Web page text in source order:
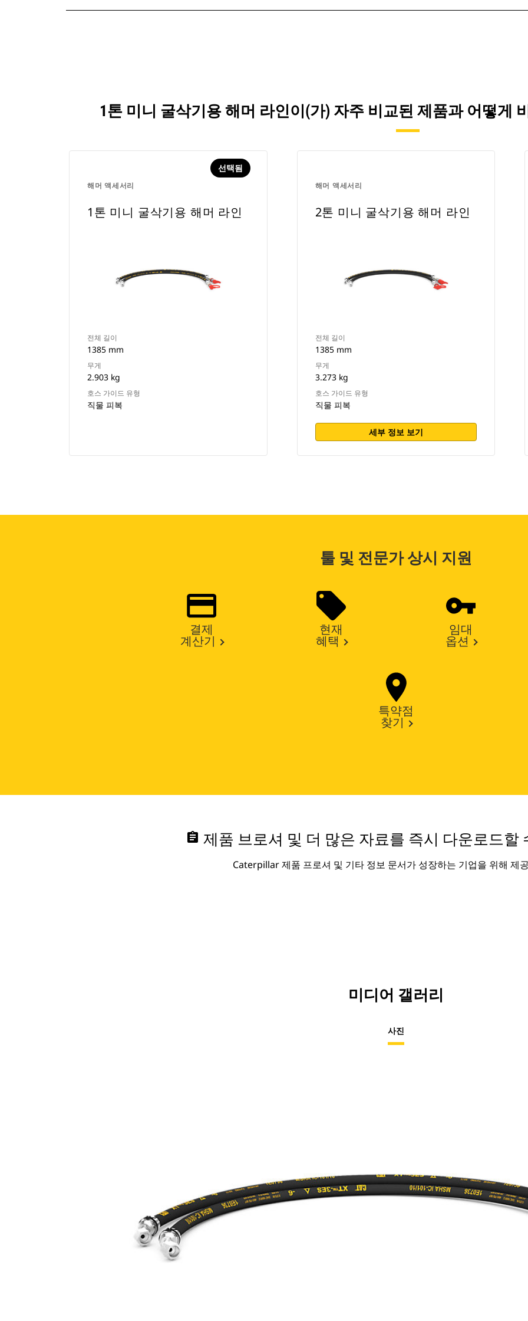
1톤 미니 굴삭기용 해머 라인이(가) 자주 비교된 제품과 어떻게
해머 액세서리
선택됨
1톤 미니 굴삭기용 해머 라인
전체 길이
1385 mm
무게
2.903 kg
호스 가이드 유형
직물 피복
해머 액세서리
2톤 미니 굴삭기용 해머 라인
전체 길이
1385 mm
무게
3.273 kg
호스 가이드 유형
직물 피복
세부 정보 보기
툴 및 전문가 상시 지원
결제
계산기
현재
혜택
임대
옵션
특약점
찾기
assignment 제품 브로셔 및 더 많은 자료를 즉시 다운로드할
Caterpillar 제품 프로셔 및 기타 정보 문서가 성장하는 기업을 위해 제
미디어 갤러리
사진